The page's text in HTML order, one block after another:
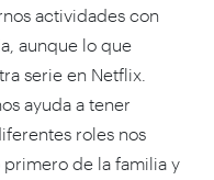
actividades con
aunque lo que
serie en Netflix.
ayuda a tener
roles nos
de la familia y